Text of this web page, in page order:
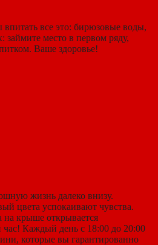
все это: бирюзовые воды,
место в первом ряду,
Ваше здоровье!
жизнь далеко внизу.
цвета успокаивают чувства.
на крыше открывается
час! Каждый день с 18:00 до 20:00
которые вы гарантированно